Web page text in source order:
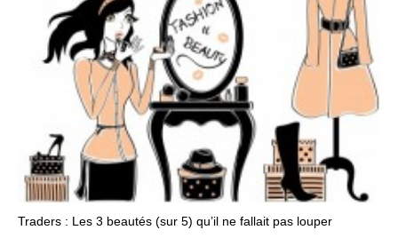
Traders : Les 3 beautés (sur 5) qu’il ne fallait pas louper